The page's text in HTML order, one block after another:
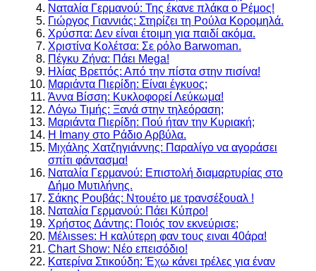
Ναταλία Γερμανού: Της έκανε πλάκα ο Ρέμος!
Γιώργος Γιαννιάς: Στηρίζει τη Ρούλα Κορομηλά.
Χρύσπα: Δεν είναι έτοιμη για παιδί ακόμα.
Χριστίνα Κολέτσα: Σε ρόλο Barwoman.
Πέγκυ Ζήνα: Πάει Mega!
Ηλίας Βρεττός: Από την πίστα στην πισίνα!
Μαριάντα Πιερίδη: Είναι έγκυος;
Άννα Βίσση: Κυκλοφορεί Λεύκωμα!
Λόγω Τιμής: Ξανά στην τηλεόραση;
Μαριάντα Πιερίδη: Πού ήταν την Κυριακή;
Η Imany στο Ράδιο Αρβύλα.
Μιχάλης Χατζηγιάννης: Παραλίγο να αγοράσει
σπίτι φάντασμα!
Ναταλία Γερμανού: Επιστολή διαμαρτυρίας στο
Δήμο Μυτιλήνης.
Σάκης Ρουβάς: Ντουέτο με τρανσέξουαλ !
Ναταλία Γερμανού: Πάει Κύπρο!
Χρήστος Δάντης: Ποιός τον εκνεύρισε;
Μέλιsses: Η καλύτερη φαν τους ειναι 40άρα!
Chart Show: Νέο επεισόδιο!
Κατερίνα Στικούδη: Έχω κάνει τρέλες για έναν